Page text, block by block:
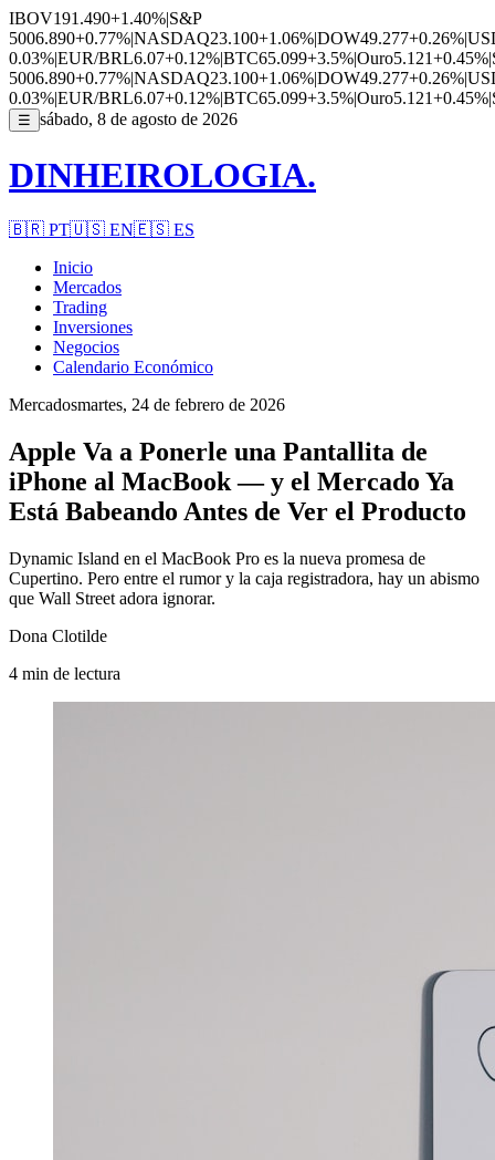
IBOV191.490+1.40%|S&P
5006.890+0.77%|NASDAQ23.100+1.06%|DOW49.277+0.26%|
0.03%|EUR/BRL6.07+0.12%|BTC65.099+3.5%|Ouro5.121+0.45%|
5006.890+0.77%|NASDAQ23.100+1.06%|DOW49.277+0.26%|
0.03%|EUR/BRL6.07+0.12%|BTC65.099+3.5%|Ouro5.121+0.45%|
☰ sábado, 8 de agosto de 2026
DINHEIROLOGIA.
🇧🇷 PT🇺🇸 EN🇪🇸 ES
Inicio
Mercados
Trading
Inversiones
Negocios
Calendario Económico
Mercadosmartes, 24 de febrero de 2026
Apple Va a Ponerle una Pantallita de
iPhone al MacBook — y el Mercado Ya
Está Babeando Antes de Ver el Producto
Dynamic Island en el MacBook Pro es la nueva promesa de
Cupertino. Pero entre el rumor y la caja registradora, hay un abismo
que Wall Street adora ignorar.
Dona Clotilde
4 min de lectura